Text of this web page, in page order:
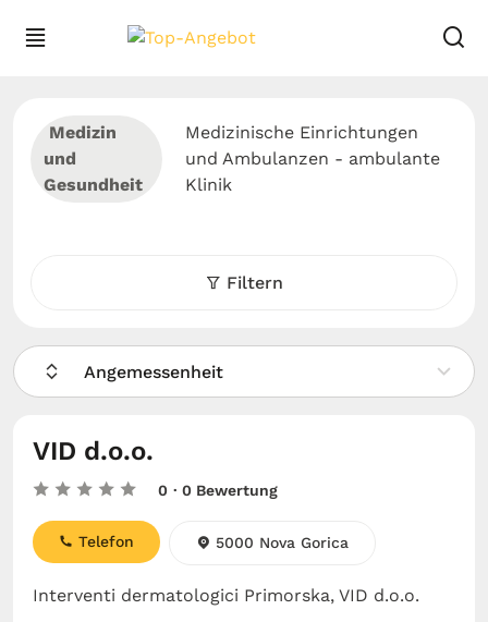
Medizin
und
Gesundheit
Medizinische Einrichtungen
und Ambulanzen - ambulante
Klinik
Filtern
Angemessenheit
VID d.o.o.
0 · 0 Bewertung
Interventi dermatologici Primorska, VID d.o.o.
Telefon 5000 Nova Gorica